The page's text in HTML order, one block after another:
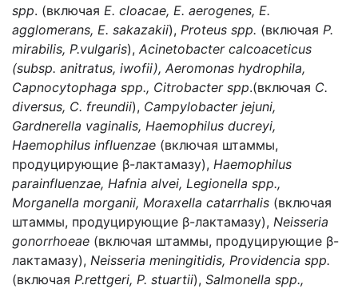
spp. (включая E. cloacae, E. aerogenes, E.
agglomerans, E. sakazakii), Proteus spp. (включая P.
mirabilis, P.vulgaris), Acinetobacter calcoaceticus
(subsp. anitratus, iwofii), Aeromonas hydrophila,
Capnocytophaga spp., Citrobacter spp.(включая C.
diversus, C. freundii), Campylobacter jejuni,
Gardnerella vaginalis, Haemophilus ducreyi,
Haemophilus influenzae (включая штаммы,
продуцирующие β-лактамазу), Haemophilus
parainfluenzae, Hafnia alvei, Legionella spp.,
Morganella morganii, Moraxella catarrhalis (включая
штаммы, продуцирующие β-лактамазу), Neisseria
gonorrhoeae (включая штаммы, продуцирующие β-
лактамазу), Neisseria meningitidis, Providencia spp.
(включая P.rettgeri, P. stuartii), Salmonella spp.,